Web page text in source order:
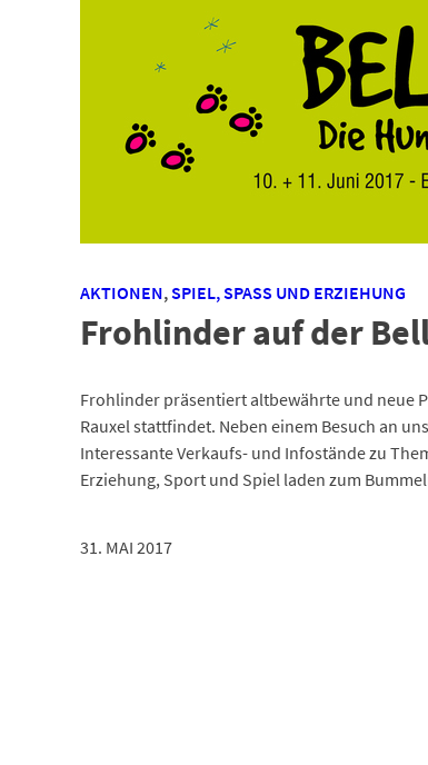
AKTIONEN,SPIEL, SPASS UND ERZIEHUNG
Frohlinder auf der
Frohlinder präsentiert altbewährte und neue
Rauxel stattfindet. Neben einem Besuch an
Interessante Verkaufs- und Infostände zu
Erziehung, Sport und Spiel laden zum
31. MAI 2017